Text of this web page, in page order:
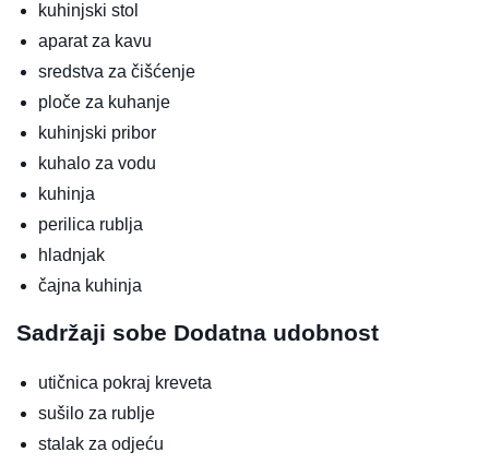
kuhinjski stol
aparat za kavu
sredstva za čišćenje
ploče za kuhanje
kuhinjski pribor
kuhalo za vodu
kuhinja
perilica rublja
hladnjak
čajna kuhinja
Sadržaji sobe Dodatna udobnost
utičnica pokraj kreveta
sušilo za rublje
stalak za odjeću